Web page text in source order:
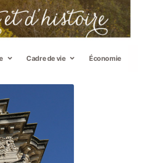
Cadre de vie Économie